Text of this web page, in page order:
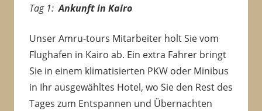
Tag 1:Ankunft in Kairo
Unser Amru-tours Mitarbeiter holt Sie vom
Flughafen in Kairo ab. Ein extra Fahrer bringt
Sie in einem klimatisierten PKW oder Minibus
in Ihr ausgewähltes Hotel, wo Sie den Rest des
Tages zum Entspannen und Übernachten